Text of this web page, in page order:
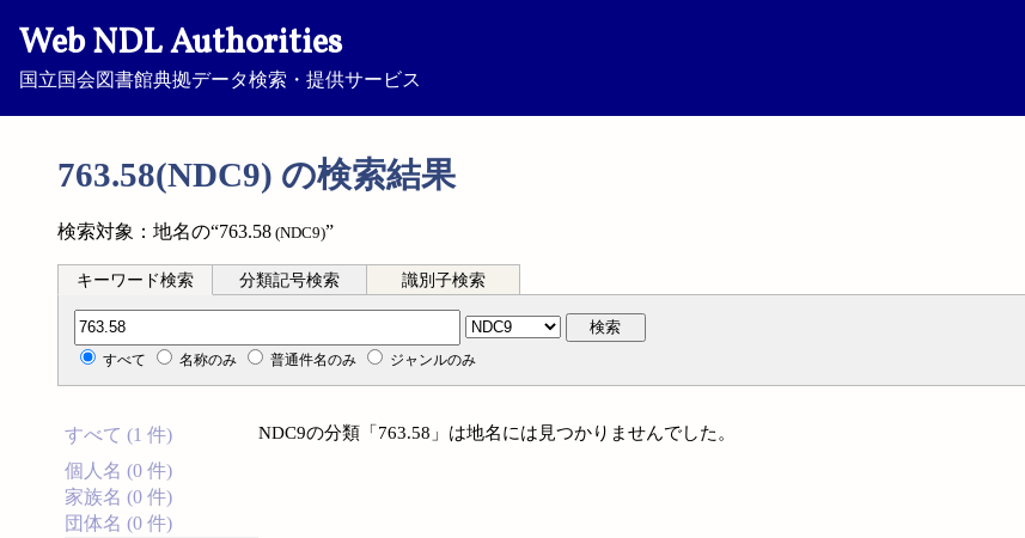
Web NDL Authorities
国立国会図書館典拠データ検索・提供サービス
763.58(NDC9) の検索結果
検索対象：地名の“763.58 (NDC9)”
キーワード検索 分類記号検索 識別子検索
分類記号検索 検索
すべて 名称のみ 普通件名のみ ジャンルのみ
すべて (1 件)
個人名 (0 件)
家族名 (0 件)
団体名 (0 件)
NDC9の分類「763.58」は地名には見つかりませんでした。